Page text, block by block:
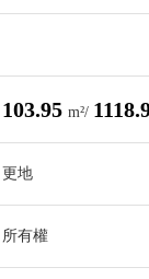
103.95 m²/
更地
所有權